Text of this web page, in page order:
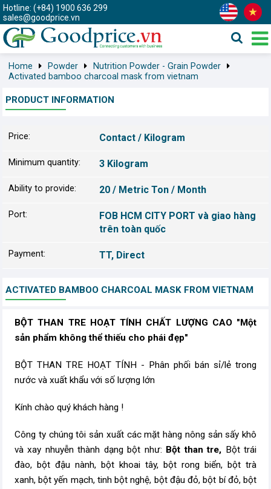
Hotline: (+84) 1900 636 299
sales@goodprice.vn
Home Powder
Nutrition Powder - Grain Powder
Activated bamboo charcoal mask from vietnam
PRODUCT INFORMATION
Price: Contact / Kilogram
Minimum quantity: 3 Kilogram
Ability to provide: 20 / Metric Ton / Month
Port:
FOB HCM CITY PORT và giao hàng
trên toàn quốc
Payment: TT, Direct
ACTIVATED BAMBOO CHARCOAL MASK FROM VIETNAM
BỘT THAN TRE HOẠT TÍNH CHẤT LƯỢNG CAO "Một
sản phẩm không thể thiếu cho phái đẹp"
BỘT THAN TRE HOẠT TÍNH - Phân phối bán sỉ/lẻ trong
nước và xuất khẩu với số lượng lớn
Kính chào quý khách hàng !
Công ty chúng tôi sản xuất các mặt hàng nông sản sấy khô
và xay nhuyễn thành dạng bột như: Bột than tre, Bột trái
đào, bột đậu nành, bột khoai tây, bột rong biển, bột trà
xanh, bột yến mạch, tinh bột nghệ, bột đậu đỏ, bột bí đỏ, bột